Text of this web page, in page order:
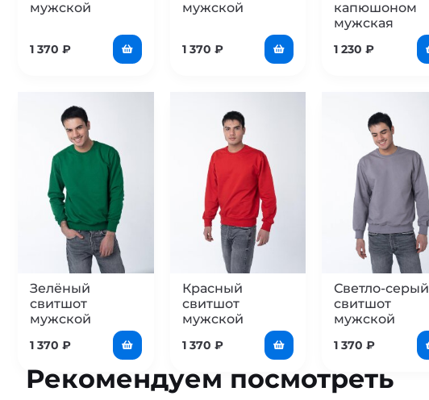
мужской
1 370 ₽
мужской
1 370 ₽
капюшоном
мужская
1 230₽
Зелёный
свитшот
мужской
1 370 ₽
Красный
свитшот
мужской
1 370 ₽
Светло-серый
свитшот
мужской
1 370₽
Рекомендуем посмотреть